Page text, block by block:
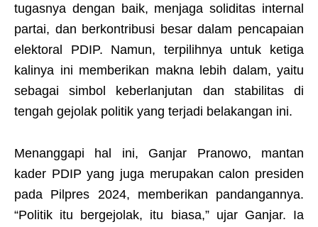
tugasnya dengan baik, menjaga soliditas internal
partai, dan berkontribusi besar dalam pencapaian
elektoral PDIP. Namun, terpilihnya untuk ketiga
kalinya ini memberikan makna lebih dalam, yaitu
sebagai simbol keberlanjutan dan stabilitas di
tengah gejolak politik yang terjadi belakangan ini.
Menanggapi hal ini, Ganjar Pranowo, mantan
kader PDIP yang juga merupakan calon presiden
pada Pilpres 2024, memberikan pandangannya.
“Politik itu bergejolak, itu biasa,” ujar Ganjar. Ia